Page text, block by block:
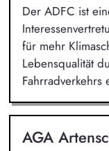
Der ADFC ist
für mehr
Lebensqualität
Fahrradverkehrs
AGA